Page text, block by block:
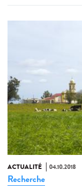
ACTUALITÉ 04.10.2018
Recherche